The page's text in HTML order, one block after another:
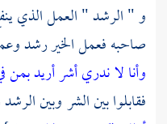
و " الرشد " العمل الذي
صاحبه فعمل الخير رشد
وأنا لا ندري أشر أريد
فقابلوا بين الشر وبين